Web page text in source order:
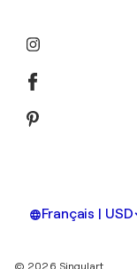
Français | USD